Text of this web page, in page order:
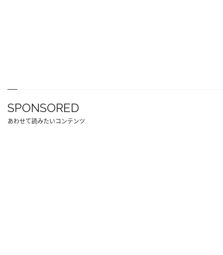
SPONSORED
あわせて読みたいコンテンツ